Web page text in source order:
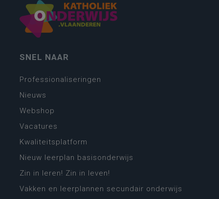
SNEL NAAR
Professionaliseringen
Nieuws
Webshop
Vacatures
Kwaliteitsplatform
Nieuw leerplan basisonderwijs
Zin in leren! Zin in leven!
Vakken en leerplannen secundair onderwijs